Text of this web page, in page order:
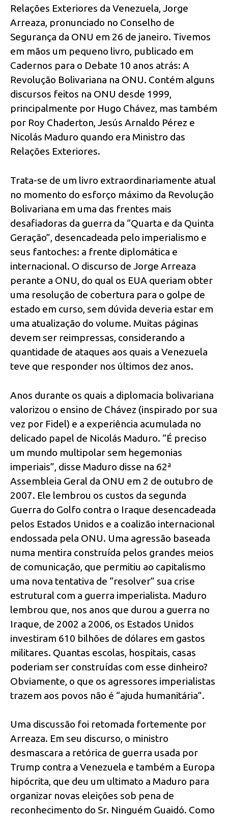
Relações Exteriores da Venezuela, Jorge
Arreaza, pronunciado no Conselho de
Segurança da ONU em 26 de janeiro. Tivemos
em mãos um pequeno livro, publicado em
Cadernos para o Debate 10 anos atrás: A
Revolução Bolivariana na ONU. Contém alguns
discursos feitos na ONU desde 1999,
principalmente por Hugo Chávez, mas também
por Roy Chaderton, Jesús Arnaldo Pérez e
Nicolás Maduro quando era Ministro das
Relações Exteriores.
Trata-se de um livro extraordinariamente atual
no momento do esforço máximo da Revolução
Bolivariana em uma das frentes mais
desafiadoras da guerra da “Quarta e da Quinta
Geração”, desencadeada pelo imperialismo e
seus fantoches: a frente diplomática e
internacional. O discurso de Jorge Arreaza
perante a ONU, do qual os EUA queriam obter
uma resolução de cobertura para o golpe de
estado em curso, sem dúvida deveria estar em
uma atualização do volume. Muitas páginas
devem ser reimpressas, considerando a
quantidade de ataques aos quais a Venezuela
teve que responder nos últimos dez anos.
Anos durante os quais a diplomacia bolivariana
valorizou o ensino de Chávez (inspirado por sua
vez por Fidel) e a experiência acumulada no
delicado papel de Nicolás Maduro. “É preciso
um mundo multipolar sem hegemonias
imperiais”, disse Maduro disse na 62ª
Assembleia Geral da ONU em 2 de outubro de
2007. Ele lembrou os custos da segunda
Guerra do Golfo contra o Iraque desencadeada
pelos Estados Unidos e a coalizão internacional
endossada pela ONU. Uma agressão baseada
numa mentira construída pelos grandes meios
de comunicação, que permitiu ao capitalismo
uma nova tentativa de “resolver” sua crise
estrutural com a guerra imperialista. Maduro
lembrou que, nos anos que durou a guerra no
Iraque, de 2002 a 2006, os Estados Unidos
investiram 610 bilhões de dólares em gastos
militares. Quantas escolas, hospitais, casas
poderiam ser construídas com esse dinheiro?
Obviamente, o que os agressores imperialistas
trazem aos povos não é “ajuda humanitária”.
Uma discussão foi retomada fortemente por
Arreaza. Em seu discurso, o ministro
desmascara a retórica de guerra usada por
Trump contra a Venezuela e também a Europa
hipócrita, que deu um ultimato a Maduro para
organizar novas eleições sob pena de
reconhecimento do Sr. Ninguém Guaidó. Como